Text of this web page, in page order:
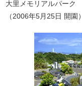
大里メモリアルパーク
（2006年5月25日 開園）